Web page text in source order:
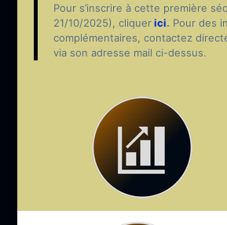
Pour s’inscrire à cette première
21/10/2025), cliquer ici. Pour des
complémentaires, contactez
via son adresse mail ci-dessus.